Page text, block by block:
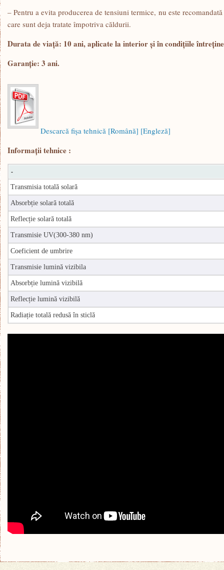
– Pentru a evita producerea de tensiuni termice, nu este
care sunt deja tratate împotriva căldurii.
Durata de viață: 10 ani, aplicate la interior și în condițiile
Garanție: 3 ani.
Descarcă fişa tehnică [Română] [Engleză]
Informaţii tehnice :
-
Transmisia totală solară
Absorbție solară totală
Reflecție solară totală
Transmisie UV(300-380 nm)
Coeficient de umbrire
Transmisie lumină vizibila
Absorbție lumină vizibilă
Reflecție lumină vizibilă
Radiație totală redusă în sticlă